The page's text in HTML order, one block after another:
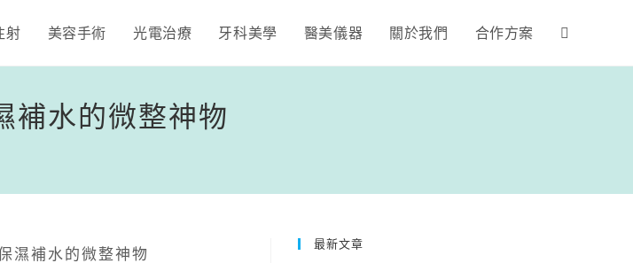
射 美容手術 光電治療 牙科美學 醫美儀器 關於我們 合作方案
補水的微整神物
最新文章